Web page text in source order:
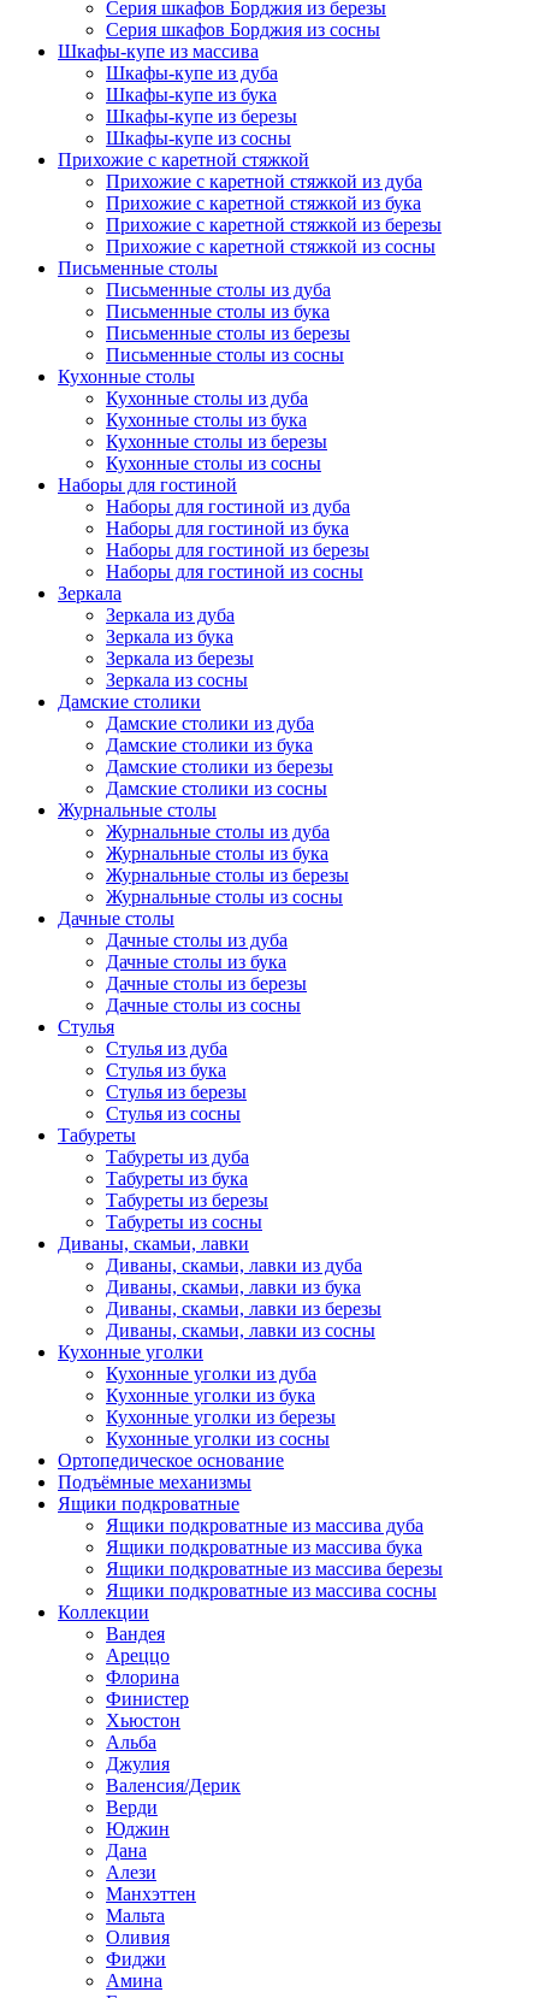
Серия шкафов Борджия из березы
Серия шкафов Борджия из сосны
Шкафы-купе из массива
Шкафы-купе из дуба
Шкафы-купе из бука
Шкафы-купе из березы
Шкафы-купе из сосны
Прихожие с каретной стяжкой
Прихожие с каретной стяжкой из дуба
Прихожие с каретной стяжкой из бука
Прихожие с каретной стяжкой из березы
Прихожие с каретной стяжкой из сосны
Письменные столы
Письменные столы из дуба
Письменные столы из бука
Письменные столы из березы
Письменные столы из сосны
Кухонные столы
Кухонные столы из дуба
Кухонные столы из бука
Кухонные столы из березы
Кухонные столы из сосны
Наборы для гостиной
Наборы для гостиной из дуба
Наборы для гостиной из бука
Наборы для гостиной из березы
Наборы для гостиной из сосны
Зеркала
Зеркала из дуба
Зеркала из бука
Зеркала из березы
Зеркала из сосны
Дамские столики
Дамские столики из дуба
Дамские столики из бука
Дамские столики из березы
Дамские столики из сосны
Журнальные столы
Журнальные столы из дуба
Журнальные столы из бука
Журнальные столы из березы
Журнальные столы из сосны
Дачные столы
Дачные столы из дуба
Дачные столы из бука
Дачные столы из березы
Дачные столы из сосны
Стулья
Стулья из дуба
Стулья из бука
Стулья из березы
Стулья из сосны
Табуреты
Табуреты из дуба
Табуреты из бука
Табуреты из березы
Табуреты из сосны
Диваны, скамьи, лавки
Диваны, скамьи, лавки из дуба
Диваны, скамьи, лавки из бука
Диваны, скамьи, лавки из березы
Диваны, скамьи, лавки из сосны
Кухонные уголки
Кухонные уголки из дуба
Кухонные уголки из бука
Кухонные уголки из березы
Кухонные уголки из сосны
Ортопедическое основание
Подъёмные механизмы
Ящики подкроватные
Ящики подкроватные из массива дуба
Ящики подкроватные из массива бука
Ящики подкроватные из массива березы
Ящики подкроватные из массива сосны
Коллекции
Вандея
Ареццо
Флорина
Финистер
Хьюстон
Альба
Джулия
Валенсия/Дерик
Верди
Юджин
Дана
Алези
Манхэттен
Мальта
Оливия
Фиджи
Амина